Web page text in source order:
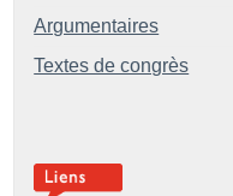
Argumentaires
Textes de congrès